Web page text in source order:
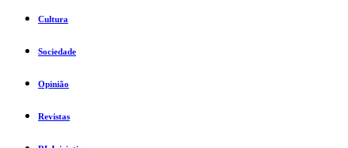
Cultura
Sociedade
Opinião
Revistas